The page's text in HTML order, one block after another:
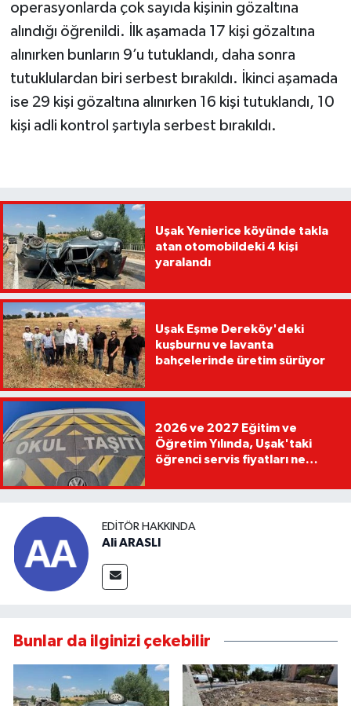
operasyonlarda çok sayıda kişinin gözaltına
alındığı öğrenildi. İlk aşamada 17 kişi gözaltına
alınırken bunların 9’u tutuklandı, daha sonra
tutuklulardan biri serbest bırakıldı. İkinci aşamada
ise 29 kişi gözaltına alınırken 16 kişi tutuklandı, 10
kişi adli kontrol şartıyla serbest bırakıldı.
Uşak Yenierice köyünde takla
atan otomobildeki 4 kişi
yaralandı
Uşak Eşme Dereköy'deki
kuşburnu ve lavanta
bahçelerinde üretim sürüyor
2026 ve 2027 Eğitim ve
Öğretim Yılında, Uşak'taki
öğrenci servis fiyatları ne
EDITÖR HAKKINDA
Ali ARASLI
Bunlar da ilginizi çekebilir